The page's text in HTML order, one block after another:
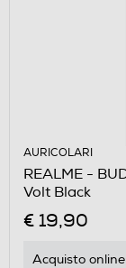
AURICOLARI
REALME -
Volt Black
€ 19,90
Acquisto